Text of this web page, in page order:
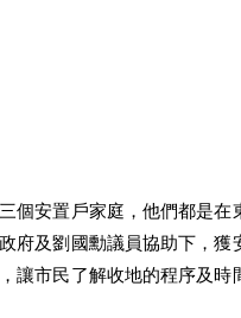
個安置戶家庭，他們都是
及劉國勳議員協助下，獲
讓市民了解收地的程序及